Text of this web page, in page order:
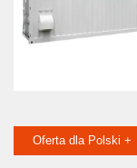
Oferta dla Polski +